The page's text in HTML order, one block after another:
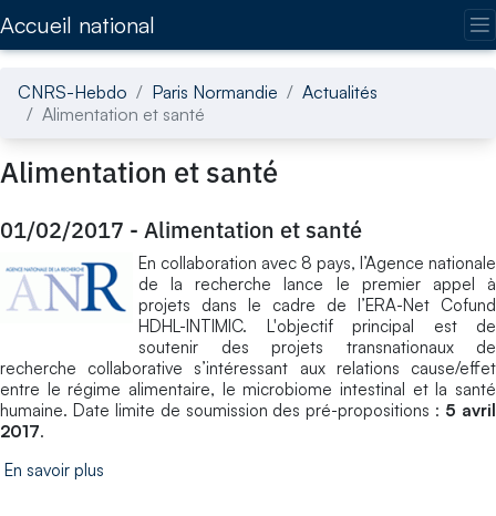
Accueil national
CNRS-Hebdo Paris Normandie
Actualités
Alimentation et santé
Alimentation et santé
01/02/2017 - Alimentation et santé
En collaboration avec 8 pays, l’Agence nationale
de la recherche lance le premier appel à
projets dans le cadre de l’ERA-Net Cofund
HDHL-INTIMIC. L'objectif principal est de
soutenir des projets transnationaux de
recherche collaborative s’intéressant aux relations cause/effet
entre le régime alimentaire, le microbiome intestinal et la santé
humaine. Date limite de soumission des pré-propositions : 5 avril
2017.
En savoir plus